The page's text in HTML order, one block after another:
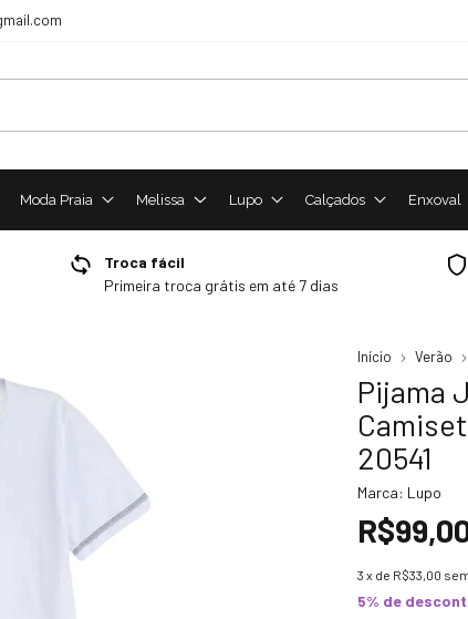
Moda Praia Melissa Lupo Calçados Enxoval
Troca fácil
Primeira troca grátis em até 7 dias
Início Verão
Pijama
20541
Marca: Lupo
3 x de R$33,00
5% de